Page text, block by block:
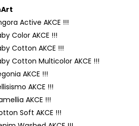
Active AKCE !!!
Color AKCE !!!
Cotton AKCE !!!
Cotton Multicolor AKCE !!!
AKCE !!!
AKCE !!!
AKCE !!!
Soft AKCE !!!